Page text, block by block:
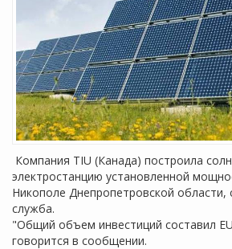
Компания TIU (Канада) построила
электростанцию установленной
Никополе Днепропетровской области,
служба.
"Общий объем инвестиций составил
говорится в сообщении.